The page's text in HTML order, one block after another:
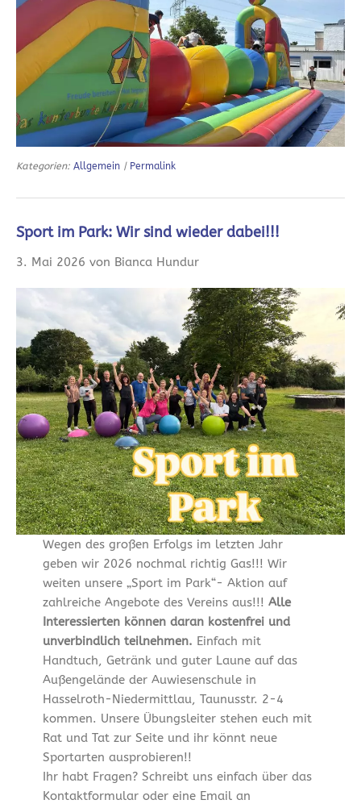
Kategorien: Allgemein | Permalink
Sport im Park: Wir sind wieder dabei!!!
3. Mai 2026 von Bianca Hundur
Wegen des großen Erfolgs im letzten Jahr
geben wir 2026 nochmal richtig Gas!!! Wir
weiten unsere „Sport im Park“- Aktion auf
zahlreiche Angebote des Vereins aus!!! Alle
Interessierten können daran kostenfrei und
unverbindlich teilnehmen. Einfach mit
Handtuch, Getränk und guter Laune auf das
Außengelände der Auwiesenschule in
Hasselroth-Niedermittlau, Taunusstr. 2-4
kommen. Unsere Übungsleiter stehen euch mit
Rat und Tat zur Seite und ihr könnt neue
Sportarten ausprobieren!!
Ihr habt Fragen? Schreibt uns einfach über das
Kontaktformular oder eine Email an